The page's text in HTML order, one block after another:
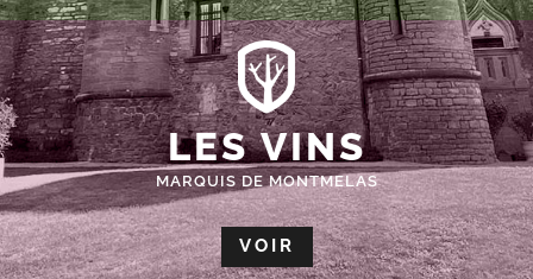
LES VINS
MARQUIS DE MONTMELAS
VOIR